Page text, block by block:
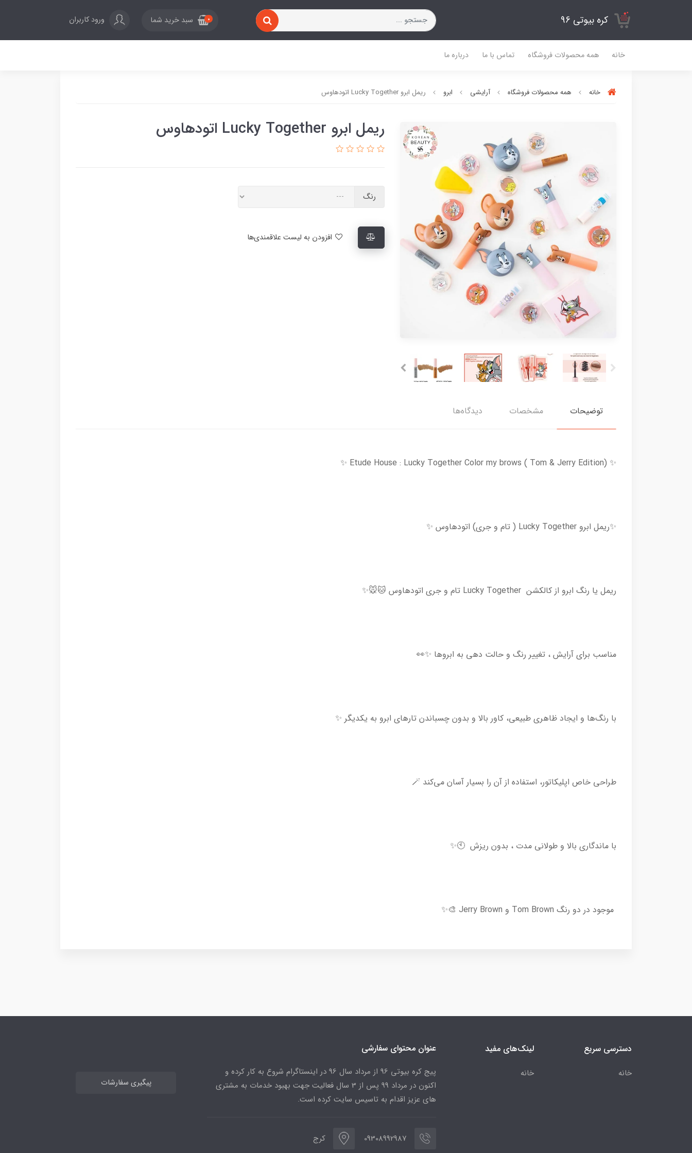
کره بیوتی 96 0 سبد خرید شما ورود کاربران
خانه همه محصولات فروشگاه تماس با ما درباره ما
خانه همه محصولات فروشگاه آرایشی ابرو ریمل ابرو Lucky Together اتودهاوس
ریمل ابرو Lucky Together اتودهاوس
رنگ
توضیحات مشخصات دیدگاه‌ها
✨ Etude House : Lucky Together Color my brows ( Tom & Jerry Edition) ✨
✨ریمل ابرو Lucky Together ( تام و جری) اتودهاوس ✨
ریمل یا رنگ ابرو از کالکشن Lucky Together تام و جری اتودهاوس 🐱🐭✨
مناسب برای آرایش ، تغییر رنگ و حالت دهی به ابروها ✨👀
با رنگ‌ها و ایجاد ظاهری طبیعی، کاور بالا و بدون چسباندن تارهای ابرو به یکدیگر ✨
طراحی خاص اپلیکاتور، استفاده از آن را بسیار آسان می‌کند 🪄
با ماندگاری بالا و طولانی مدت ، بدون ریزش 🕙✨
موجود در دو رنگ Tom Brown و Jerry Brown 🎨✨
دسترسی سریع
خانه
لینک‌های مفید
خانه
عنوان محتوای سفارشی
پیج کره بیوتی 96 از مرداد سال 96 در اینستاگرام شروع به کار کرده و
اکنون در مرداد 99 پس از 3 سال فعالیت جهت بهبود خدمات به مشتری
های عزیز اقدام به تاسیس سایت کرده است.
09308992987 کرج
پیگیری سفارشات